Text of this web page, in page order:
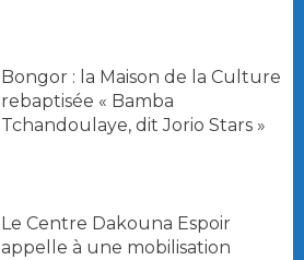
Bongor : la Maison de la Culture
rebaptisée « Bamba
Tchandoulaye, dit Jorio Stars »
Le Centre Dakouna Espoir
appelle à une mobilisation